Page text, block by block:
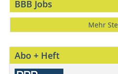
BBB Jobs
Mehr
Abo + Heft